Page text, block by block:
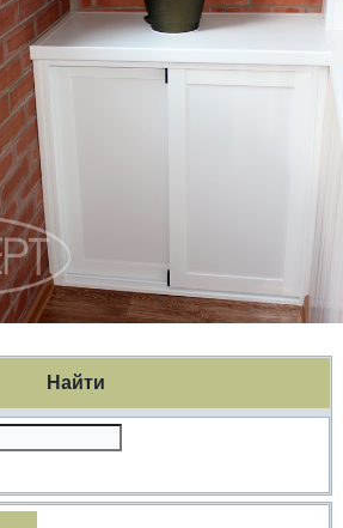
Найти